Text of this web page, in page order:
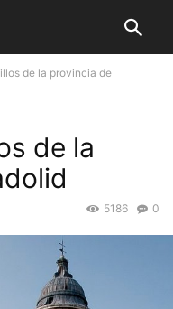
de la provincia de
de la
0
5186